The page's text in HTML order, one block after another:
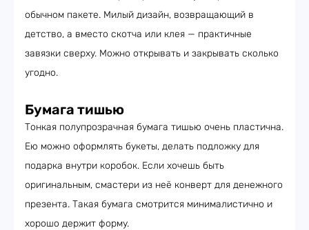
обычном пакете. Милый дизайн, возвращающий в
детство, а вместо скотча или клея — практичные
завязки сверху. Можно открывать и закрывать сколько
угодно.
Бумага тишью
Тонкая полупрозрачная бумага тишью очень пластична.
Ею можно оформлять букеты, делать подложку для
подарка внутри коробок. Если хочешь быть
оригинальным, смастери из неё конверт для денежного
презента. Такая бумага смотрится минималистично и
хорошо держит форму.